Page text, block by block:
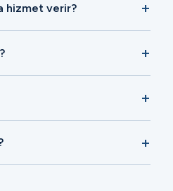
hizmet verir?